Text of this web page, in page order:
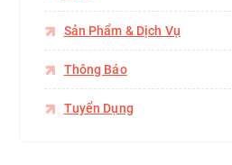
Sản Phẩm & Dịch Vụ
Thông Báo
Tuyển Dụng